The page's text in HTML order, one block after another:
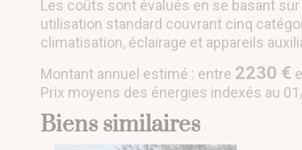
Les coûts sont évalués en se basant
utilisation standard couvrant cinq
climatisation, éclairage et appareils
Montant annuel estimé : entre 2230 €
Prix moyens des énergies indexés au
Biens similaires